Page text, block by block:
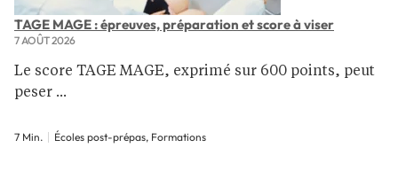
TAGE MAGE : épreuves, préparation et score à viser
7 AOÛT 2026
Le score TAGE MAGE, exprimé sur 600 points, peut
peser ...
7 Min. Écoles post-prépas, Formations